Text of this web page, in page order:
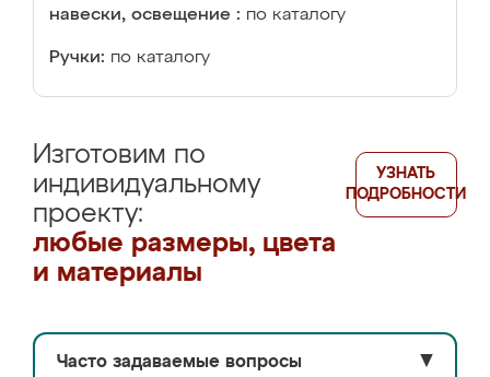
навески, освещение : по каталогу
Ручки: по каталогу
Изготовим по
индивидуальному
проекту:
любые размеры, цвета
и материалы
УЗНАТЬ
ПОДРОБНОСТИ
Часто задаваемые вопросы ▼